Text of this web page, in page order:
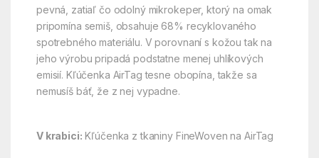
pevná, zatiaľ čo odolný mikrokeper, ktorý na omak
pripomína semiš, obsahuje 68% recyklovaného
spotrebného materiálu. V porovnaní s kožou tak na
jeho výrobu pripadá podstatne menej uhlíkových
emisií. Kľúčenka AirTag tesne obopína, takže sa
nemusíš báť, že z nej vypadne.
V krabici: Kľúčenka z tkaniny FineWoven na AirTag